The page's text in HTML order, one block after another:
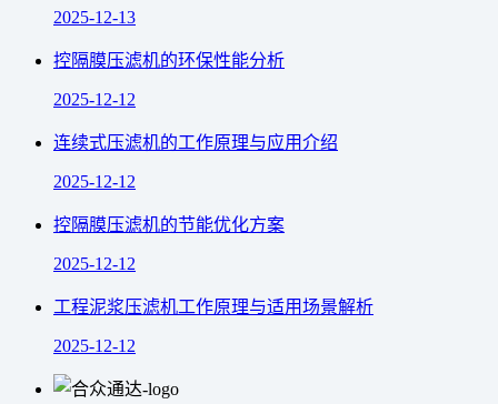
2025-12-13
控隔膜压滤机的环保性能分析
2025-12-12
连续式压滤机的工作原理与应用介绍
2025-12-12
控隔膜压滤机的节能优化方案
2025-12-12
工程泥浆压滤机工作原理与适用场景解析
2025-12-12